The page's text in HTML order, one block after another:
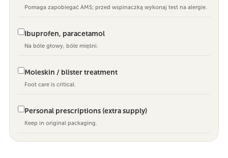
Pomaga zapobiegać AMS; przed wspinaczką wykonaj test na alergie.
Ibuprofen, paracetamol
Na bóle głowy, bóle mięśni.
Moleskin / blister treatment
Foot care is critical.
Personal prescriptions (extra supply)
Keep in original packaging.